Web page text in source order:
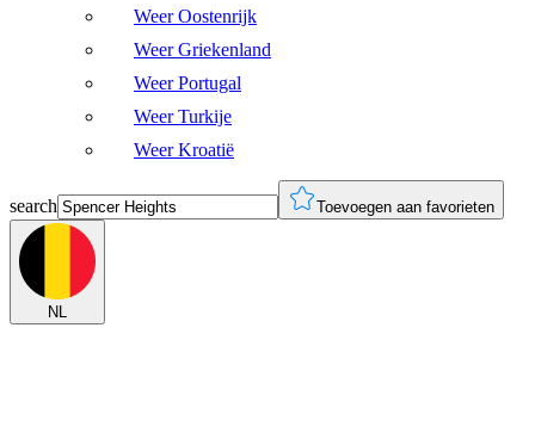
Weer Oostenrijk
Weer Griekenland
Weer Portugal
Weer Turkije
Weer Kroatië
search Toevoegen aan favorieten
NL